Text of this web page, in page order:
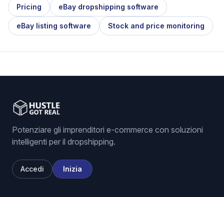
Pricing eBay dropshipping software
eBay listing software Stock and price monitoring
Potenziare gli imprenditori e-commerce con soluzioni
intelligenti per il dropshipping.
Accedi Inizia